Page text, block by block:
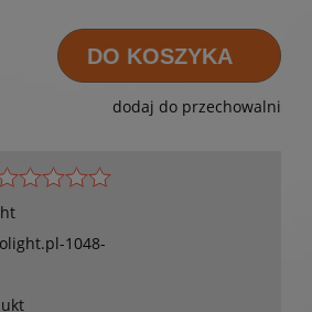
DO KOSZYKA
dodaj do przechowalni
1048-